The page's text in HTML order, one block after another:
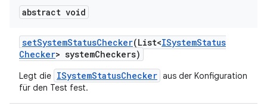
abstract void
setSystemStatusChecker(List<ISystemStatus
Checker> systemCheckers)
Legt die ISystemStatusChecker aus der Konfiguration
für den Test fest.